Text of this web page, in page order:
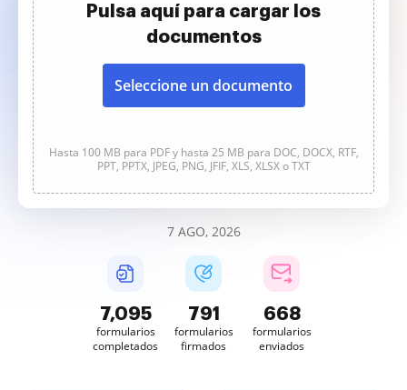
Pulsa aquí para cargar los
documentos
Seleccione un documento
Hasta 100 MB para PDF y hasta 25 MB para DOC, DOCX, RTF,
PPT, PPTX, JPEG, PNG, JFIF, XLS, XLSX o TXT
7 AGO, 2026
7,096
formularios
completados
791
formularios
firmados
668
formularios
enviados